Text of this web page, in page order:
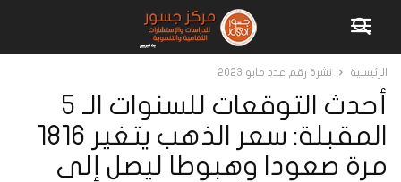
الرئيسية نشرة رقم عدد مايو 2023
أحدث التوقعات للسنوات الـ 5
المقبلة: سعر الذهب يتغير 1816
مرة صعودا وهبوطا ليصل إلى